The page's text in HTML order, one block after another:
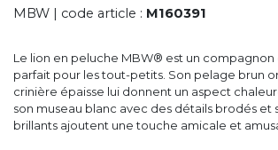
MBW | code article : M160391
Le lion en peluche MBW® est un compagnon
parfait pour les tout-petits. Son pelage brun
crinière épaisse lui donnent un aspect
son museau blanc avec des détails brodés et
brillants ajoutent une touche amicale et